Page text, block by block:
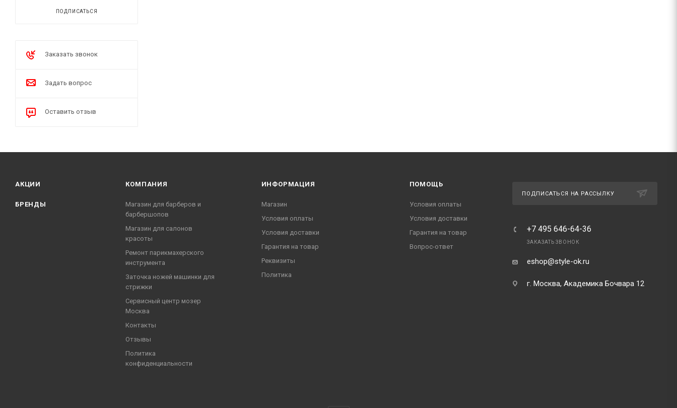
ПОДПИСАТЬСЯ
Заказать звонок
Задать вопрос
Оставить отзыв
АКЦИИ
БРЕНДЫ
КОМПАНИЯ
Магазин для барберов и
барбершопов
Магазин для салонов
красоты
Ремонт парикмахерского
инструмента
Заточка ножей машинки для
стрижки
Сервисный центр мозер
Москва
Контакты
Отзывы
Политика
конфиденциальности
ИНФОРМАЦИЯ
Магазин
Условия оплаты
Условия доставки
Гарантия на товар
Реквизиты
Политика
ПОМОЩЬ
Условия оплаты
Условия доставки
Гарантия на товар
Вопрос-ответ
ПОДПИСАТЬСЯ НА РАССЫЛКУ
+7 495 646-64-36
ЗАКАЗАТЬ ЗВОНОК
eshop@style-ok.ru
г. Москва, Академика Бочвара 12